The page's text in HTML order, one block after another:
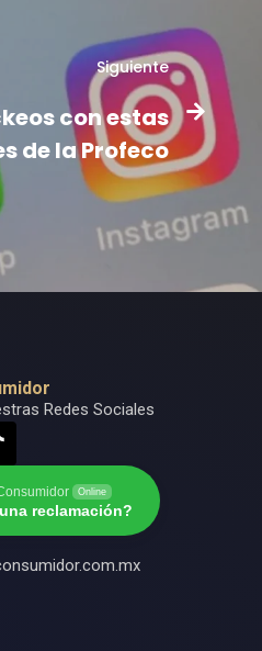
Siguiente
con estas
de la Profeco
Redes Sociales
Online
reclamación?